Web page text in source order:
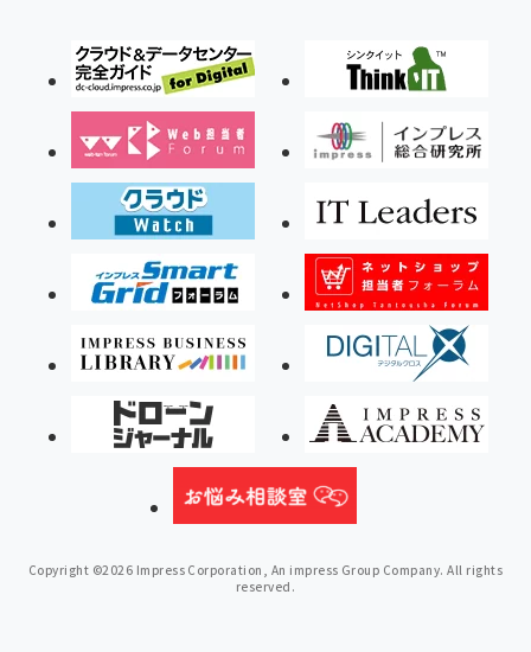
Copyright ©2026 Impress Corporation, An impress Group Company. All rights
reserved.